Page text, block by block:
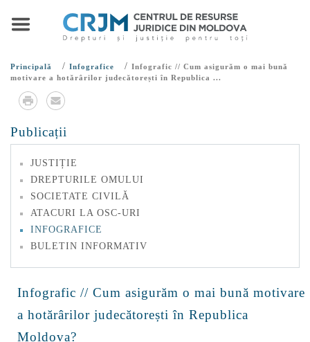
Principală / Infografice / Infografic // Cum asigurăm o mai bună
motivare a hotărârilor judecătorești în Republica ...
Publicații
JUSTIȚIE
DREPTURILE OMULUI
SOCIETATE CIVILĂ
ATACURI LA OSC-URI
INFOGRAFICE
BULETIN INFORMATIV
Infografic // Cum asigurăm o mai bună motivare
a hotărârilor judecătorești în Republica
Moldova?